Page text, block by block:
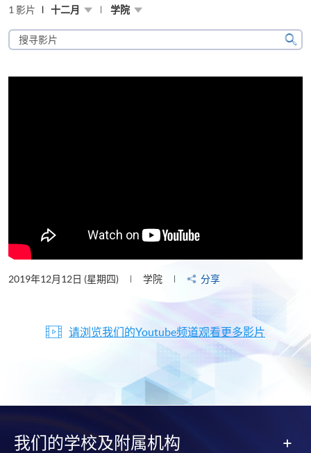
1 影片 十二月 学院
搜
寻
片
搜
2019年12月12日 (星期四) 学院 分享
请浏览我们的Youtube频道观看更多影片
我们的学校及附属机构